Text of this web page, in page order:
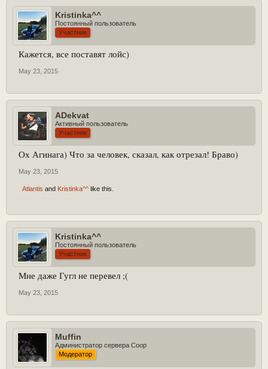
Kristinka^^
Постоянный пользователь
Участник
Кажется, все поставят лойс)
May 23, 2015
ADekvat
Активный пользователь
Участник
Ох Агинага) Что за человек, сказал, как отрезал! Браво)
May 23, 2015
Atlantis and Kristinka^^ like this.
Kristinka^^
Постоянный пользователь
Участник
Мне даже Гугл не перевел ;(
May 23, 2015
Muffin
Администратор сервера Coop
Модератор